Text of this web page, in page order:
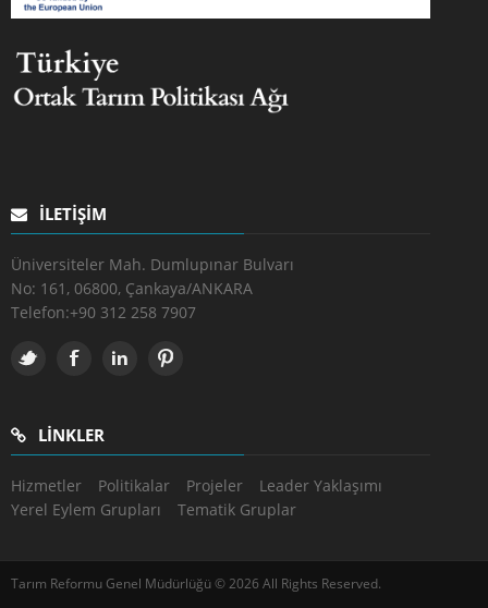
İLETIŞIM
Üniversiteler Mah. Dumlupınar Bulvarı
No: 161, 06800, Çankaya/ANKARA
Telefon:+90 312 258 7907
LINKLER
Hizmetler Politikalar Projeler
Leader Yaklaşımı
Yerel Eylem Grupları
Tematik Gruplar
Tarım Reformu Genel Müdürlüğü © 2026 All Rights Reserved.